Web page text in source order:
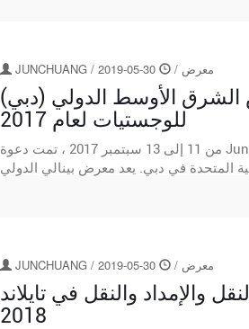
JUNCHUANG / معرض /
30-05-2019
الأوسط الدولي (دبي)
للوجستيات لعام 2017
من 11 إلى 13 سبتمبر 2017 ، تمت دعوة Junchuang Lock للمشاركة في المعرض الدولي للوجستيات في
المتحدة في دبي. يعد معرض بينالي الدولي
JUNCHUANG / معرض /
30-05-2019
والنقل في تايلاند
2018